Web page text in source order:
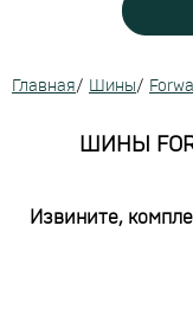
Главная/ Шины/
ШИНЫ
Извините,